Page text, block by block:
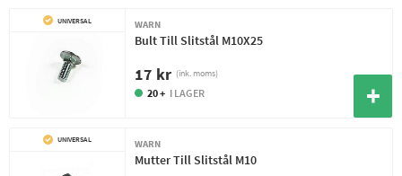
UNIVERSAL WARN
Bult Till Slitstål M10X25
17 kr (ink. moms)
20 + I LAGER
UNIVERSAL WARN
Mutter Till Slitstål M10